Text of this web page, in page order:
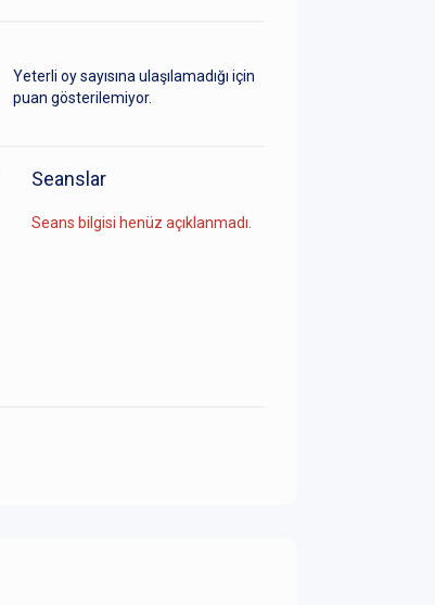
Yeterli oy sayısına ulaşılamadığı için
puan gösterilemiyor.
Seanslar
Seans bilgisi henüz açıklanmadı.